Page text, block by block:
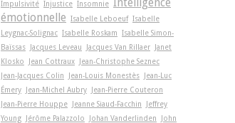
Impulsivité Injustice Insomnie Intelligence
émotionnelle Isabelle Leboeuf Isabelle
Leygnac-Solignac Isabelle Roskam Isabelle Simon-
Baïssas Jacques Leveau Jacques Van Rillaer Janet
Klosko
Jean Cottraux Jean-Christophe Seznec
Jean-Jacques Colin
Jean-Louis Monestès Jean-Luc
Émery Jean-Michel Aubry Jean-Pierre Couteron
Jean-Pierre Houppe Jeanne Siaud-Facchin
Jeffrey
Young Jérôme Palazzolo Johan Vanderlinden
John